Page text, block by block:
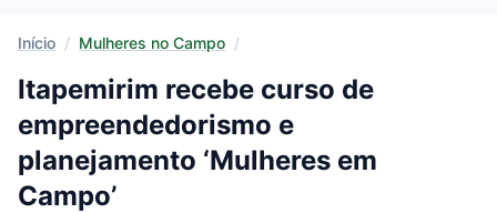
Início / Mulheres no Campo /
Itapemirim recebe curso de
empreendedorismo e
planejamento ‘Mulheres em
Campo’